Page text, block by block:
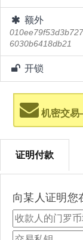
额外
6030b6418db21
开锁
机密交
证明付款
向某人证明您